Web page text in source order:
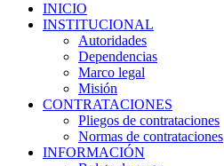
INICIO
INSTITUCIONAL
Autoridades
Dependencias
Marco legal
Misión
CONTRATACIONES
Pliegos de contrataciones
Normas de contrataciones
INFORMACIÓN